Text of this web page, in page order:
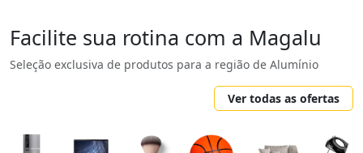
Facilite sua rotina com a Magalu
Seleção exclusiva de produtos para a região de Alumínio
Ver todas as ofertas